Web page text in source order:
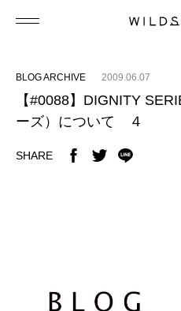
BLOG ARCHIVE 2009.06.07
【#0088】DIGNITY
ーズ）について ４
SHARE